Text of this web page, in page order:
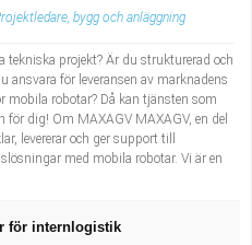
bygg och anläggning
tekniska projekt? Är du strukturerad och
ansvara för leveransen av marknadens
mobila robotar? Då kan tjänsten som
för dig! Om MAXAGV MAXAGV, en del
levererar och ger support till
med mobila robotar. Vi är en
för internlogistik